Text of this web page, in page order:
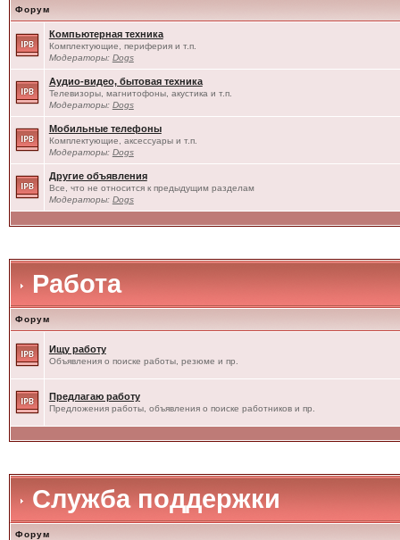
Форум
Компьютерная техника
Комплектующие, периферия и т.п.
Модераторы: Dogs
Аудио-видео, бытовая техника
Телевизоры, магнитофоны, акустика и т.п.
Модераторы: Dogs
Мобильные телефоны
Комплектующие, аксессуары и т.п.
Модераторы: Dogs
Другие объявления
Все, что не относится к предыдущим разделам
Модераторы: Dogs
Работа
Форум
Ищу работу
Объявления о поиске работы, резюме и пр.
Предлагаю работу
Предложения работы, объявления о поиске работников и пр.
Служба поддержки
Форум